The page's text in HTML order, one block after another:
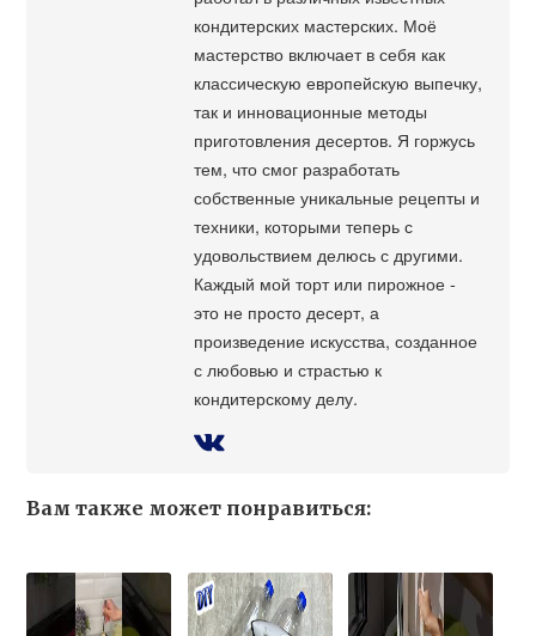
кондитерских мастерских. Моё
мастерство включает в себя как
классическую европейскую выпечку,
так и инновационные методы
приготовления десертов. Я горжусь
тем, что смог разработать
собственные уникальные рецепты и
техники, которыми теперь с
удовольствием делюсь с другими.
Каждый мой торт или пирожное -
это не просто десерт, а
произведение искусства, созданное
с любовью и страстью к
кондитерскому делу.
Вам также может понравиться: